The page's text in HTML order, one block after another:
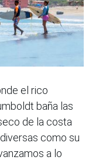
el rico
baña las
de la costa
como su
a lo